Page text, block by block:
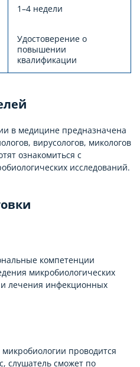
1–4 недели
Удостоверение о
повышении
квалификации
в медицине предназначена
вирусологов, микологов
ознакомиться с
исследований.
компетенции
микробиологических
и лечения инфекционных
проводится
слушатель сможет по